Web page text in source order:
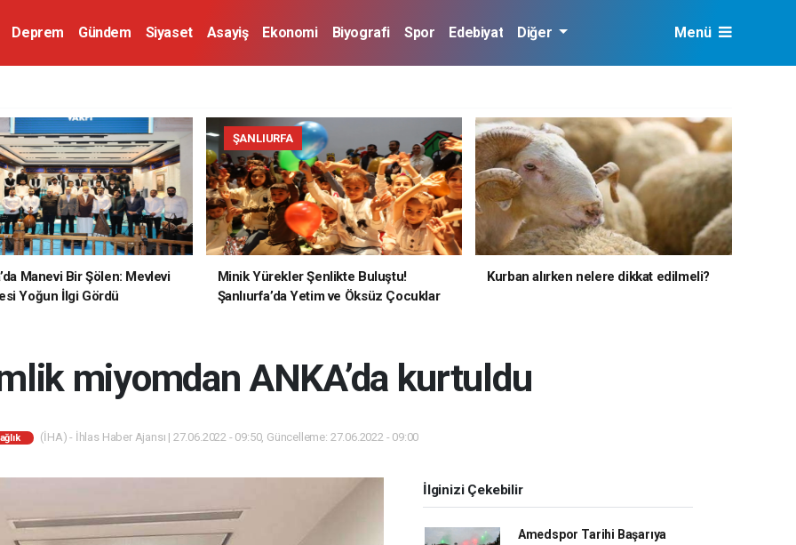
Deprem Gündem Siyaset Asayiş Ekonomi Biyografi Spor Edebiyat Diğer Menü
Manevi Bir Şölen: Mevlevi
Yoğun İlgi Gördü
ŞANLIURFA
Minik Yürekler Şenlikte Buluştu!
Şanlıurfa’da Yetim ve Öksüz Çocuklar
Kurban alırken nelere dikkat edilmeli?
miyomdan ANKA’da kurtuldu
(İHA) - İhlas Haber Ajansı | 27.06.2022 - 09:50, Güncelleme: 27.06.2022 - 09:00
İlginizi Çekebilir
Amedspor Tarihi Başarıya